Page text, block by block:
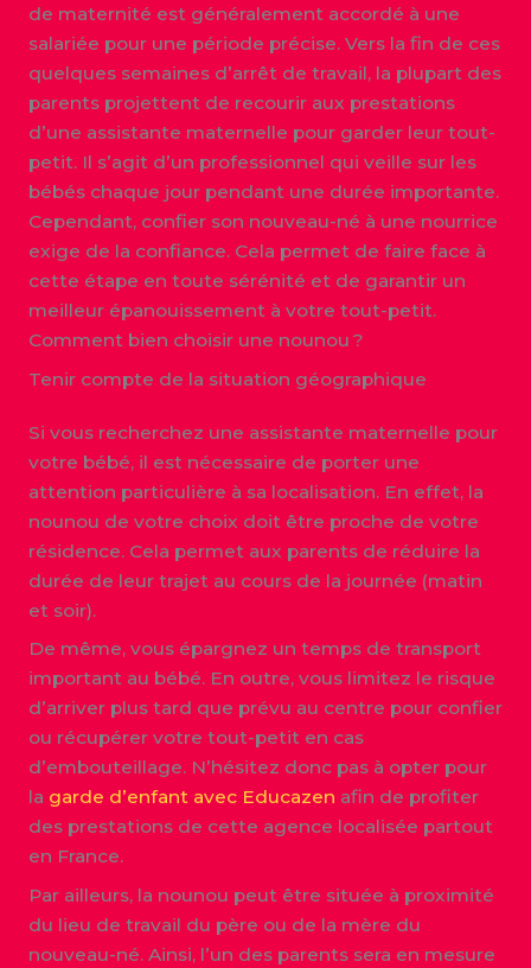
de maternité est généralement accordé à une
salariée pour une période précise. Vers la fin de ces
quelques semaines d’arrêt de travail, la plupart des
parents projettent de recourir aux prestations
d’une assistante maternelle pour garder leur tout-
petit. Il s’agit d’un professionnel qui veille sur les
bébés chaque jour pendant une durée importante.
Cependant, confier son nouveau-né à une nourrice
exige de la confiance. Cela permet de faire face à
cette étape en toute sérénité et de garantir un
meilleur épanouissement à votre tout-petit.
Comment bien choisir une nounou ?
Tenir compte de la situation géographique
Si vous recherchez une assistante maternelle pour
votre bébé, il est nécessaire de porter une
attention particulière à sa localisation. En effet, la
nounou de votre choix doit être proche de votre
résidence. Cela permet aux parents de réduire la
durée de leur trajet au cours de la journée (matin
et soir).
De même, vous épargnez un temps de transport
important au bébé. En outre, vous limitez le risque
d’arriver plus tard que prévu au centre pour confier
ou récupérer votre tout-petit en cas
d’embouteillage. N’hésitez donc pas à opter pour
la garde d’enfant avec Educazen afin de profiter
des prestations de cette agence localisée partout
en France.
Par ailleurs, la nounou peut être située à proximité
du lieu de travail du père ou de la mère du
nouveau-né. Ainsi, l’un des parents sera en mesure